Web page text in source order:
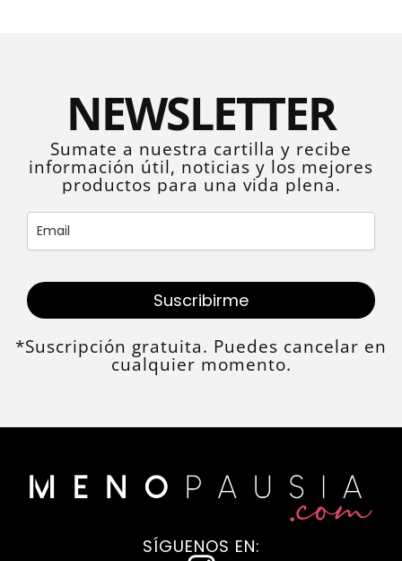
NEWSLETTER
Sumate a nuestra cartilla y recibe
información útil, noticias y los mejores
productos para una vida plena.
Suscribirme
*Suscripción gratuita. Puedes cancelar en
cualquier momento.
SÍGUENOS EN: